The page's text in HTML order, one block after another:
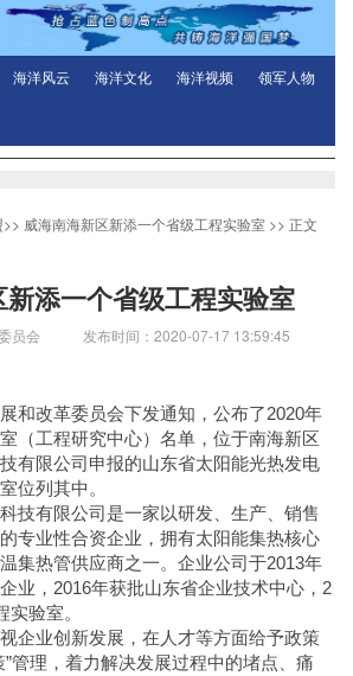
海洋风云 海洋文化 海洋视频 领军人物
>> 威海南海新区新添一个省级工程实验室 >> 正文
添一个省级工程实验室
委员会 发布时间：2020-07-17 13:59:45
和改革委员会下发通知，公布了2020年
（工程研究中心）名单，位于南海新区
有限公司申报的山东省太阳能光热发电
位列其中。
技有限公司是一家以研发、生产、销售
专业性合资企业，拥有太阳能集热核心
集热管供应商之一。企业公司于2013年
业，2016年获批山东省企业技术中心，2
验室。
企业创新发展，在人才等方面给予政策
管理，着力解决发展过程中的堵点、痛